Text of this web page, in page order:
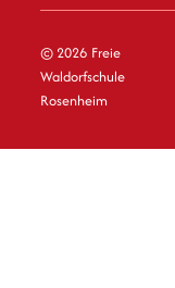
© 2026 Freie
Waldorfschule
Rosenheim